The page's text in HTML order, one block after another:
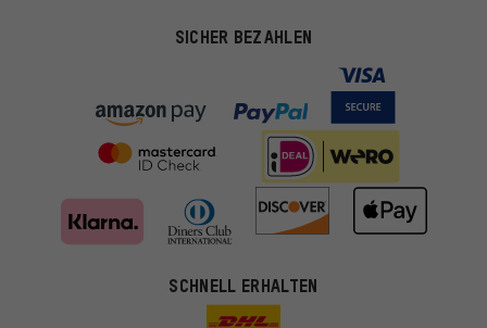
SICHER BEZAHLEN
SCHNELL ERHALTEN